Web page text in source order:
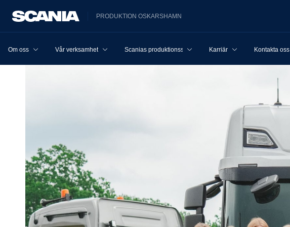
PRODUKTION OSKARSHAMN
Om oss Vår verksamhet Scanias produktionssystem Karriär Kontakta oss